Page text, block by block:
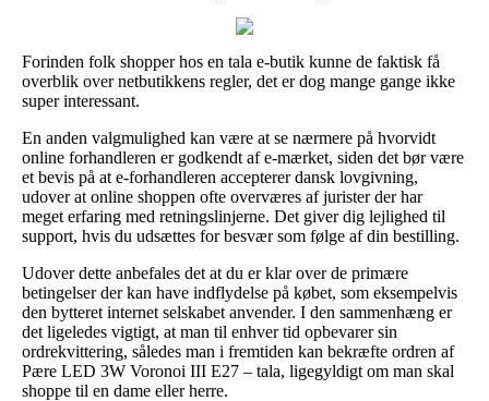
Forinden folk shopper hos en tala e-butik kunne de faktisk få
overblik over netbutikkens regler, det er dog mange gange ikke
super interessant.
En anden valgmulighed kan være at se nærmere på hvorvidt
online forhandleren er godkendt af e-mærket, siden det bør være
et bevis på at e-forhandleren accepterer dansk lovgivning,
udover at online shoppen ofte overværes af jurister der har
meget erfaring med retningslinjerne. Det giver dig lejlighed til
support, hvis du udsættes for besvær som følge af din bestilling.
Udover dette anbefales det at du er klar over de primære
betingelser der kan have indflydelse på købet, som eksempelvis
den bytteret internet selskabet anvender. I den sammenhæng er
det ligeledes vigtigt, at man til enhver tid opbevarer sin
ordrekvittering, således man i fremtiden kan bekræfte ordren af
Pære LED 3W Voronoi III E27 – tala, ligegyldigt om man skal
shoppe til en dame eller herre.